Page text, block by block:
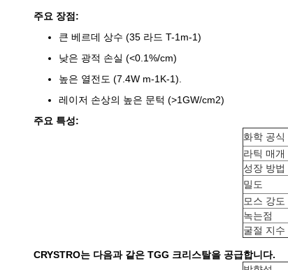
주요 장점:
큰 베르데 상수 (35 라드 T-1m-1)
낮은 광적 손실 (<0.1%/cm)
높은 열전도 (7.4W m-1K-1).
레이저 손상의 높은 문턱 (>1GW/cm2)
주요 특성:
화학 공식
라틱 매개
성장 방법
밀도
모스 강도
녹는점
굴절 지수
CRYSTRO는 다음과 같은 TGG 크리스탈을 공급합니다.